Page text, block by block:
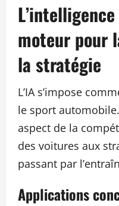
moteur pour
la stratégie
L’IA s’impose
le sport
aspect de la
des voitures aux
passant par
Applications